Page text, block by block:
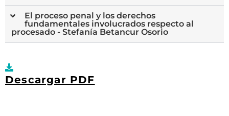
El proceso penal y los derechos
fundamentales involucrados respecto al
procesado - Stefanía Betancur Osorio
Descargar PDF